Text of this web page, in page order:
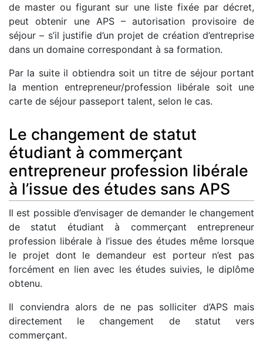
de master ou figurant sur une liste fixée par décret,
peut obtenir une APS – autorisation provisoire de
séjour – s’il justifie d’un projet de création d’entreprise
dans un domaine correspondant à sa formation.
Par la suite il obtiendra soit un titre de séjour portant
la mention entrepreneur/profession libérale soit une
carte de séjour passeport talent, selon le cas.
Le changement de statut
étudiant à commerçant
entrepreneur profession libérale
à l’issue des études sans APS
Il est possible d’envisager de demander le changement
de statut étudiant à commerçant entrepreneur
profession libérale à l’issue des études même lorsque
le projet dont le demandeur est porteur n’est pas
forcément en lien avec les études suivies, le diplôme
obtenu.
Il conviendra alors de ne pas solliciter d’APS mais
directement le changement de statut vers
commerçant.